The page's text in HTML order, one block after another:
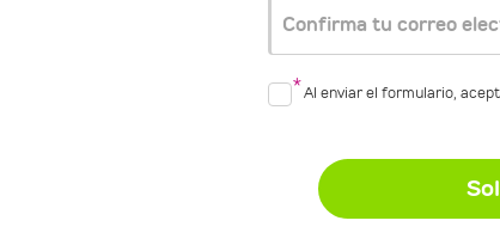
Confirma tu correo
Al enviar el formulario,